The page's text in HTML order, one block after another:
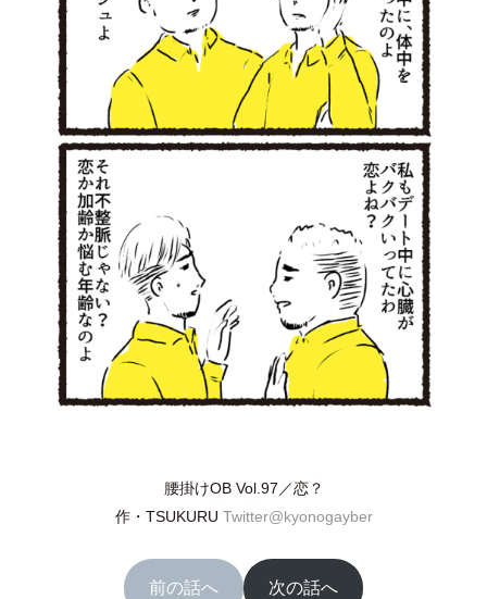
腰掛けOB Vol.97／恋？
作・ TSUKURU Twitter@kyonogayber
前の話へ 次の話へ